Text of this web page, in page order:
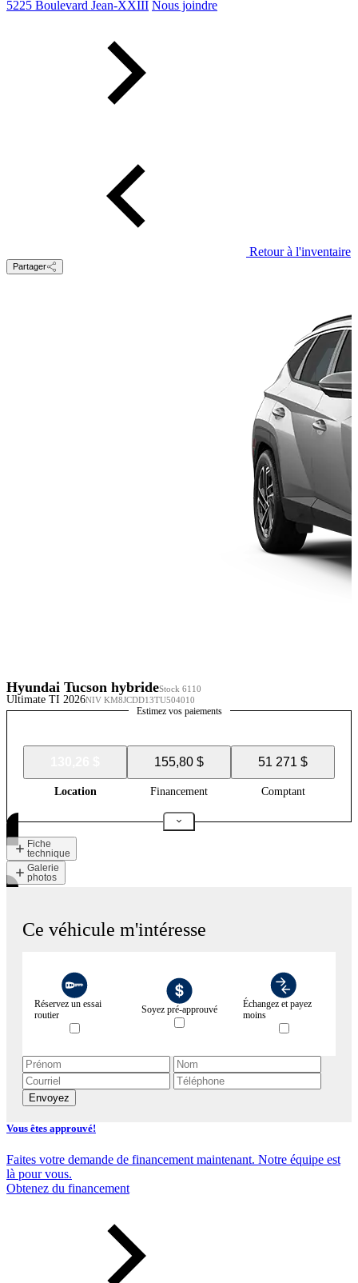
5225 Boulevard Jean-XXIII Nous joindre
Retour à l'inventaire
Partager
Hyundai Tucson hybrideStock 6110
Ultimate TI 2026NIV KM8JCDD13TU504010
Estimez vos paiements
155,80 $ 51 271 $
Location Financement Comptant
Fiche
technique
Galerie
photos
Ce véhicule m'intéresse
Réservez un essai
routier
Soyez pré-approuvé
Échangez et payez
moins
Envoyez
Vous êtes approuvé!
Faites votre demande de financement maintenant. Notre équipe est
là pour vous.
Obtenez du financement